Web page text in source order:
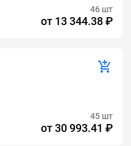
46 шт
от 13 344.38 ₽
45 шт
от30 993.41 ₽